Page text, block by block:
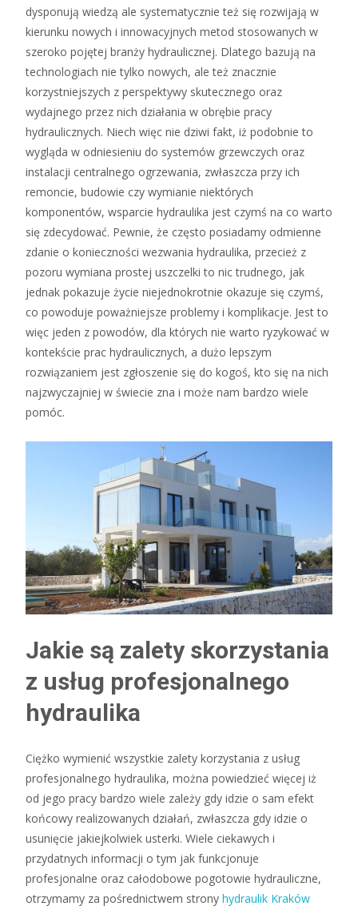
dysponują wiedzą ale systematycznie też się rozwijają w
kierunku nowych i innowacyjnych metod stosowanych w
szeroko pojętej branży hydraulicznej. Dlatego bazują na
technologiach nie tylko nowych, ale też znacznie
korzystniejszych z perspektywy skutecznego oraz
wydajnego przez nich działania w obrębie pracy
hydraulicznych. Niech więc nie dziwi fakt, iż podobnie to
wygląda w odniesieniu do systemów grzewczych oraz
instalacji centralnego ogrzewania, zwłaszcza przy ich
remoncie, budowie czy wymianie niektórych
komponentów, wsparcie hydraulika jest czymś na co warto
się zdecydować. Pewnie, że często posiadamy odmienne
zdanie o konieczności wezwania hydraulika, przecież z
pozoru wymiana prostej uszczelki to nic trudnego, jak
jednak pokazuje życie niejednokrotnie okazuje się czymś,
co powoduje poważniejsze problemy i komplikacje. Jest to
więc jeden z powodów, dla których nie warto ryzykować w
kontekście prac hydraulicznych, a dużo lepszym
rozwiązaniem jest zgłoszenie się do kogoś, kto się na nich
najzwyczajniej w świecie zna i może nam bardzo wiele
pomóc.
Jakie są zalety skorzystania
z usług profesjonalnego
hydraulika
Ciężko wymienić wszystkie zalety korzystania z usług
profesjonalnego hydraulika, można powiedzieć więcej iż
od jego pracy bardzo wiele zależy gdy idzie o sam efekt
końcowy realizowanych działań, zwłaszcza gdy idzie o
usunięcie jakiejkolwiek usterki. Wiele ciekawych i
przydatnych informacji o tym jak funkcjonuje
profesjonalne oraz całodobowe pogotowie hydrauliczne,
otrzymamy za pośrednictwem strony hydraulik Kraków